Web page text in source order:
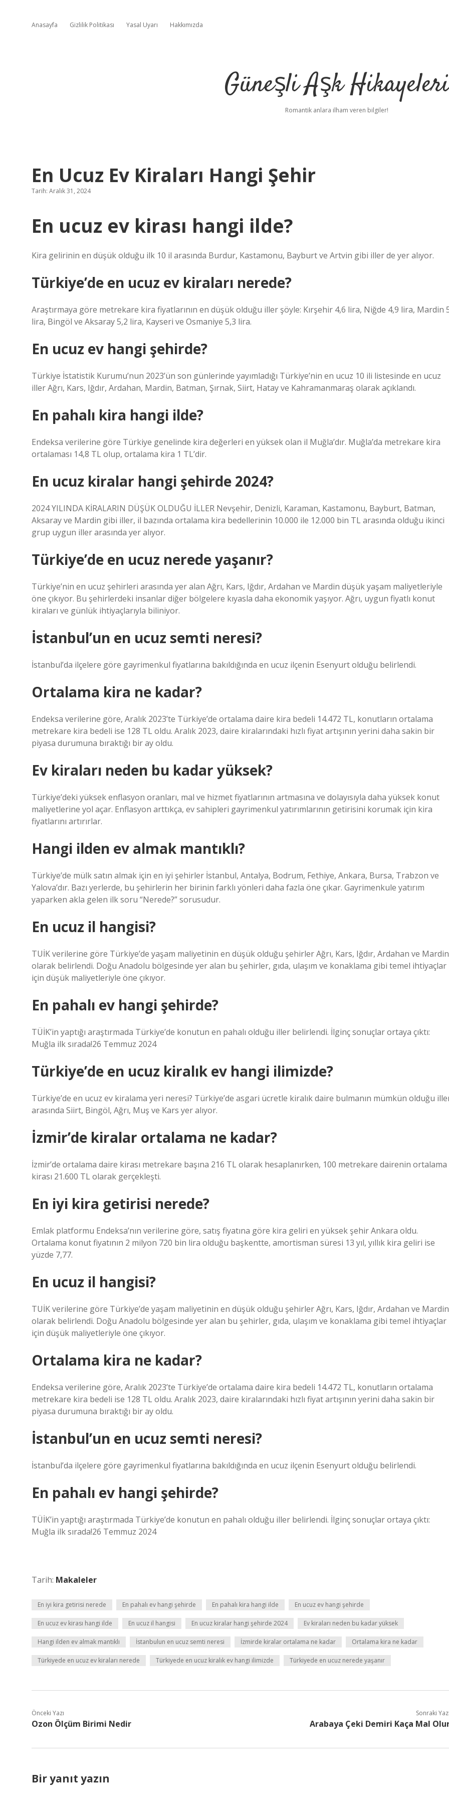
Anasayfa Gizlilik Politikası Yasal Uyarı Hakkımızda
Güneşli Aşk Hikayeleri
Romantik anlara ilham veren bilgiler!
En Ucuz Ev Kiraları Hangi Şehir
Tarih: Aralık 31, 2024
En ucuz ev kirası hangi ilde?
Kira gelirinin en düşük olduğu ilk 10 il arasında Burdur, Kastamonu, Bayburt ve Artvin gibi iller de yer alıyor.
Türkiye’de en ucuz ev kiraları nerede?
Araştırmaya göre metrekare kira fiyatlarının en düşük olduğu iller şöyle: Kırşehir 4,6 lira, Niğde 4,9 lira, Mardin
lira, Bingöl ve Aksaray 5,2 lira, Kayseri ve Osmaniye 5,3 lira.
En ucuz ev hangi şehirde?
Türkiye İstatistik Kurumu’nun 2023’ün son günlerinde yayımladığı Türkiye’nin en ucuz 10 ili listesinde en ucuz
iller Ağrı, Kars, Iğdır, Ardahan, Mardin, Batman, Şırnak, Siirt, Hatay ve Kahramanmaraş olarak açıklandı.
En pahalı kira hangi ilde?
Endeksa verilerine göre Türkiye genelinde kira değerleri en yüksek olan il Muğla’dır. Muğla’da metrekare kira
ortalaması 14,8 TL olup, ortalama kira 1 TL’dir.
En ucuz kiralar hangi şehirde 2024?
2024 YILINDA KİRALARIN DÜŞÜK OLDUĞU İLLER Nevşehir, Denizli, Karaman, Kastamonu, Bayburt, Batman,
Aksaray ve Mardin gibi iller, il bazında ortalama kira bedellerinin 10.000 ile 12.000 bin TL arasında olduğu ikinci
grup uygun iller arasında yer alıyor.
Türkiye’de en ucuz nerede yaşanır?
Türkiye’nin en ucuz şehirleri arasında yer alan Ağrı, Kars, Iğdır, Ardahan ve Mardin düşük yaşam maliyetleriyle
öne çıkıyor. Bu şehirlerdeki insanlar diğer bölgelere kıyasla daha ekonomik yaşıyor. Ağrı, uygun fiyatlı konut
kiraları ve günlük ihtiyaçlarıyla biliniyor.
İstanbul’un en ucuz semti neresi?
İstanbul’da ilçelere göre gayrimenkul fiyatlarına bakıldığında en ucuz ilçenin Esenyurt olduğu belirlendi.
Ortalama kira ne kadar?
Endeksa verilerine göre, Aralık 2023’te Türkiye’de ortalama daire kira bedeli 14.472 TL, konutların ortalama
metrekare kira bedeli ise 128 TL oldu. Aralık 2023, daire kiralarındaki hızlı fiyat artışının yerini daha sakin bir
piyasa durumuna bıraktığı bir ay oldu.
Ev kiraları neden bu kadar yüksek?
Türkiye’deki yüksek enflasyon oranları, mal ve hizmet fiyatlarının artmasına ve dolayısıyla daha yüksek konut
maliyetlerine yol açar. Enflasyon arttıkça, ev sahipleri gayrimenkul yatırımlarının getirisini korumak için kira
fiyatlarını artırırlar.
Hangi ilden ev almak mantıklı?
Türkiye’de mülk satın almak için en iyi şehirler İstanbul, Antalya, Bodrum, Fethiye, Ankara, Bursa, Trabzon ve
Yalova’dır. Bazı yerlerde, bu şehirlerin her birinin farklı yönleri daha fazla öne çıkar. Gayrimenkule yatırım
yaparken akla gelen ilk soru “Nerede?” sorusudur.
En ucuz il hangisi?
TUİK verilerine göre Türkiye’de yaşam maliyetinin en düşük olduğu şehirler Ağrı, Kars, Iğdır, Ardahan ve Mardin
olarak belirlendi. Doğu Anadolu bölgesinde yer alan bu şehirler, gıda, ulaşım ve konaklama gibi temel ihtiyaçlar
için düşük maliyetleriyle öne çıkıyor.
En pahalı ev hangi şehirde?
TÜİK’in yaptığı araştırmada Türkiye’de konutun en pahalı olduğu iller belirlendi. İlginç sonuçlar ortaya çıktı:
Muğla ilk sırada!26 Temmuz 2024
Türkiye’de en ucuz kiralık ev hangi ilimizde?
Türkiye’de en ucuz ev kiralama yeri neresi? Türkiye’de asgari ücretle kiralık daire bulmanın mümkün olduğu
arasında Siirt, Bingöl, Ağrı, Muş ve Kars yer alıyor.
İzmir’de kiralar ortalama ne kadar?
İzmir’de ortalama daire kirası metrekare başına 216 TL olarak hesaplanırken, 100 metrekare dairenin ortalama
kirası 21.600 TL olarak gerçekleşti.
En iyi kira getirisi nerede?
Emlak platformu Endeksa’nın verilerine göre, satış fiyatına göre kira geliri en yüksek şehir Ankara oldu.
Ortalama konut fiyatının 2 milyon 720 bin lira olduğu başkentte, amortisman süresi 13 yıl, yıllık kira geliri ise
yüzde 7,77.
En ucuz il hangisi?
TUİK verilerine göre Türkiye’de yaşam maliyetinin en düşük olduğu şehirler Ağrı, Kars, Iğdır, Ardahan ve Mardin
olarak belirlendi. Doğu Anadolu bölgesinde yer alan bu şehirler, gıda, ulaşım ve konaklama gibi temel ihtiyaçlar
için düşük maliyetleriyle öne çıkıyor.
Ortalama kira ne kadar?
Endeksa verilerine göre, Aralık 2023’te Türkiye’de ortalama daire kira bedeli 14.472 TL, konutların ortalama
metrekare kira bedeli ise 128 TL oldu. Aralık 2023, daire kiralarındaki hızlı fiyat artışının yerini daha sakin bir
piyasa durumuna bıraktığı bir ay oldu.
İstanbul’un en ucuz semti neresi?
İstanbul’da ilçelere göre gayrimenkul fiyatlarına bakıldığında en ucuz ilçenin Esenyurt olduğu belirlendi.
En pahalı ev hangi şehirde?
TÜİK’in yaptığı araştırmada Türkiye’de konutun en pahalı olduğu iller belirlendi. İlginç sonuçlar ortaya çıktı:
Muğla ilk sırada!26 Temmuz 2024
Tarih: Makaleler
En iyi kira getirisi nerede En pahalı ev hangi şehirde En pahalı kira hangi ilde En ucuz ev hangi şehirde
En ucuz ev kirası hangi ilde En ucuz il hangisi En ucuz kiralar hangi şehirde 2024 Ev kiraları neden bu kadar yüksek
Hangi ilden ev almak mantıklı İstanbulun en ucuz semti neresi İzmirde kiralar ortalama ne kadar Ortalama kira ne kadar
Türkiyede en ucuz ev kiraları nerede Türkiyede en ucuz kiralık ev hangi ilimizde Türkiyede en ucuz nerede yaşanır
Önceki Yazı
Ozon Ölçüm Birimi Nedir
Sonraki
Arabaya Çeki Demiri Kaça Mal
Bir yanıt yazın